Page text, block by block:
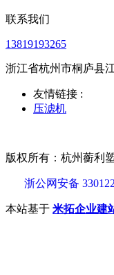
联系我们
13819193265
浙江省杭州市桐庐县
友情链接 :
压滤机
版权所有：杭州蘅利
浙公网安备
本站基于 米拓企业建